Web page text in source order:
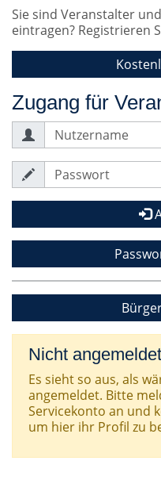
Sie sind Veranstalter
eintragen? Registrieren
Zugang für
Nicht angemeldet
Es sieht so aus, als
angemeldet. Bitte
Servicekonto an und
um hier ihr Profil zu